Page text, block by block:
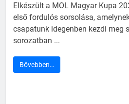
Elkészült a MOL Magyar Kupa
első fordulós sorsolása,
csapatunk idegenben kezdi meg
sorozatban ...
Bővebben…